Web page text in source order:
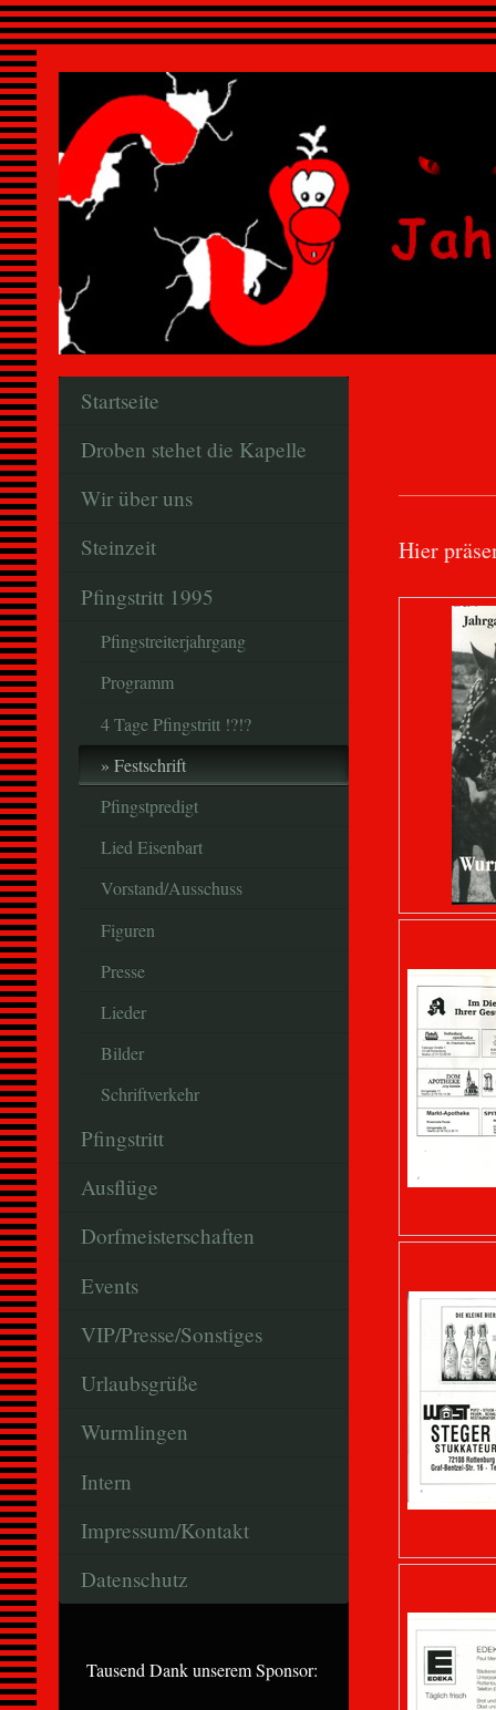
Hier
Startseite
Droben stehet die Kapelle
Wir über uns
Steinzeit
Pfingstritt 1995
Pfingstreiterjahrgang
Programm
4 Tage Pfingstritt !?!?
Festschrift
Pfingstpredigt
Lied Eisenbart
Vorstand/Ausschuss
Figuren
Presse
Lieder
Bilder
Schriftverkehr
Pfingstritt
Ausflüge
Dorfmeisterschaften
Events
VIP/Presse/Sonstiges
Urlaubsgrüße
Wurmlingen
Intern
Impressum/Kontakt
Datenschutz
Tausend Dank unserem Sponsor: